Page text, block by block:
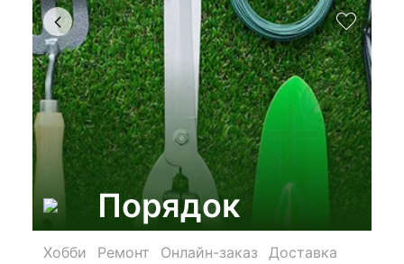
Порядок
Хобби Ремонт Онлайн-заказ
Доставка